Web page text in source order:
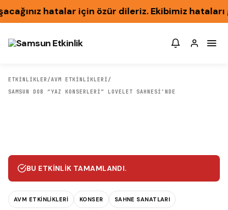
hatalar için özür dileriz. Ekibimiz hataları
ETKİNLİKLER /AVM ETKINLIKLERI /
SAMSUN DOB “YAZ KONSERLERI” LOVELET SAHNESI’NDE
BU ETKINLIK TAMAMLANDI.
AVM ETKINLIKLERI KONSER SAHNE SANATLARI